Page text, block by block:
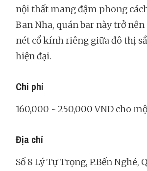
nội thất mang đậm phong
Ban Nha, quán bar này trở
nét cổ kính riêng giữa đô thị
hiện đại.
Chi phí
160,000 ~ 250,000 VND cho
Địa chỉ
Số 8 Lý Tự Trọng, P.Bến Nghé,